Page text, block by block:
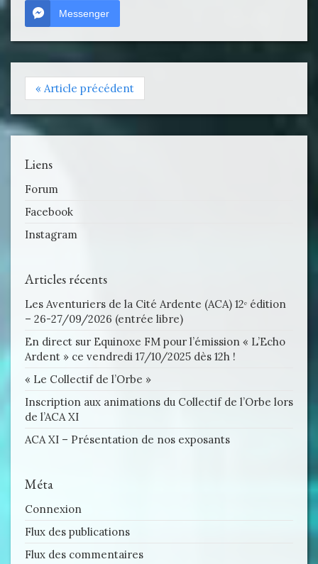
Messenger
« Article précédent
Liens
Forum
Facebook
Instagram
Articles récents
Les Aventuriers de la Cité Ardente (ACA) 12ᵉ édition
– 26-27/09/2026 (entrée libre)
En direct sur Equinoxe FM pour l’émission « L’Echo
Ardent » ce vendredi 17/10/2025 dès 12h !
« Le Collectif de l’Orbe »
Inscription aux animations du Collectif de l’Orbe lors
de l’ACA XI
ACA XI – Présentation de nos exposants
Méta
Connexion
Flux des publications
Flux des commentaires